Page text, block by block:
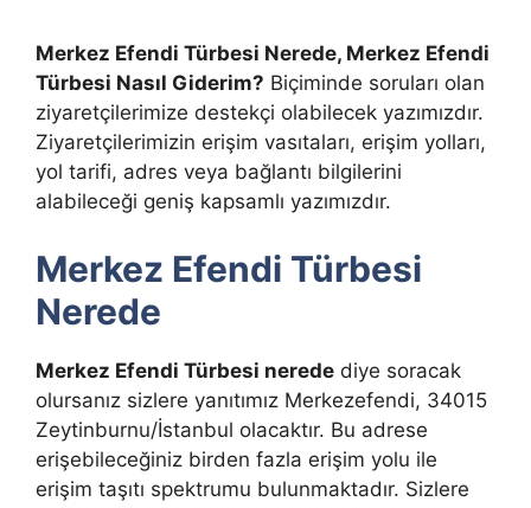
Merkez Efendi Türbesi Nerede, Merkez Efendi
Türbesi Nasıl Giderim? Biçiminde soruları olan
ziyaretçilerimize destekçi olabilecek yazımızdır.
Ziyaretçilerimizin erişim vasıtaları, erişim yolları,
yol tarifi, adres veya bağlantı bilgilerini
alabileceği geniş kapsamlı yazımızdır.
Merkez Efendi Türbesi
Nerede
Merkez Efendi Türbesi nerede diye soracak
olursanız sizlere yanıtımız Merkezefendi, 34015
Zeytinburnu/İstanbul olacaktır. Bu adrese
erişebileceğiniz birden fazla erişim yolu ile
erişim taşıtı spektrumu bulunmaktadır. Sizlere